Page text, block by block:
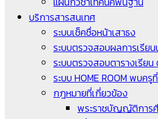
บริการสารสนเทศ
ระบบเช็คชื่อหน้าเสาธง
ระบบตรวจสอบผลการเรีย
ระบบตรวจสอบตารางเรีย
ระบบ HOME ROOM พบครู
กฎหมายที่เกี่ยวข้อง
พระราชบัญญัติการศึ